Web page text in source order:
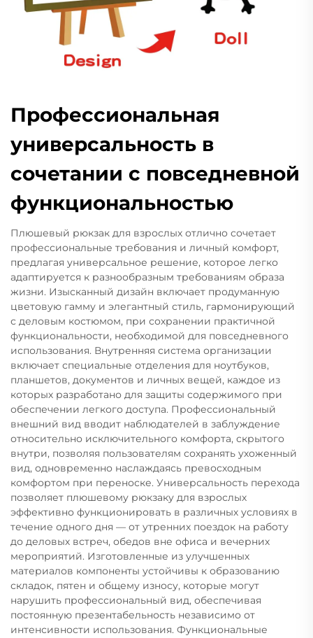
Профессиональная
универсальность в
сочетании с повседневной
функциональностью
Плюшевый рюкзак для взрослых отлично сочетает
профессиональные требования и личный комфорт,
предлагая универсальное решение, которое легко
адаптируется к разнообразным требованиям образа
жизни. Изысканный дизайн включает продуманную
цветовую гамму и элегантный стиль, гармонирующий
с деловым костюмом, при сохранении практичной
функциональности, необходимой для повседневного
использования. Внутренняя система организации
включает специальные отделения для ноутбуков,
планшетов, документов и личных вещей, каждое из
которых разработано для защиты содержимого при
обеспечении легкого доступа. Профессиональный
внешний вид вводит наблюдателей в заблуждение
относительно исключительного комфорта, скрытого
внутри, позволяя пользователям сохранять ухоженный
вид, одновременно наслаждаясь превосходным
комфортом при переноске. Универсальность перехода
позволяет плюшевому рюкзаку для взрослых
эффективно функционировать в различных условиях в
течение одного дня — от утренних поездок на работу
до деловых встреч, обедов вне офиса и вечерних
мероприятий. Изготовленные из улучшенных
материалов компоненты устойчивы к образованию
складок, пятен и общему износу, которые могут
нарушить профессиональный вид, обеспечивая
постоянную презентабельность независимо от
интенсивности использования. Функциональные